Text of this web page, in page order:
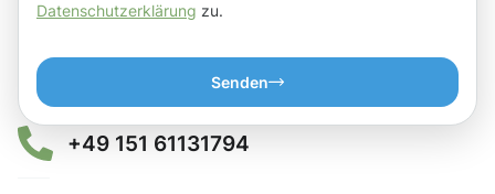
Datenschutzerklärung zu.
Senden
+49 151 61131794